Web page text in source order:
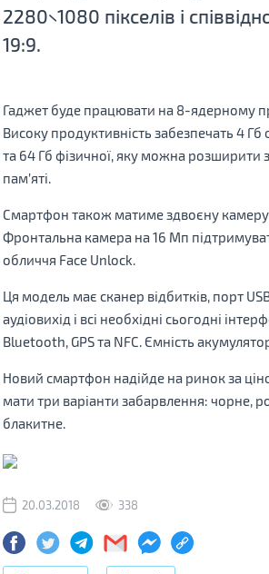
2280×1080 пікселів і
19:9.
Гаджет буде працювати на 8-ядерному
Високу продуктивність забезпечать 4 Гб
та 64 Гб фізичної, яку можна розширити
пам’яті.
Смартфон також матиме здвоєну
Фронтальна камера на 16 Мп
обличчя Face Unlock.
Ця модель має сканер відбитків, порт
аудіовихід і всі необхідні сьогодні
Bluetooth, GPS та NFC. Ємність
Новий смартфон надійде на ринок за
мати три варіанти забарвлення: чорне,
блакитне.
20.03.2018 338